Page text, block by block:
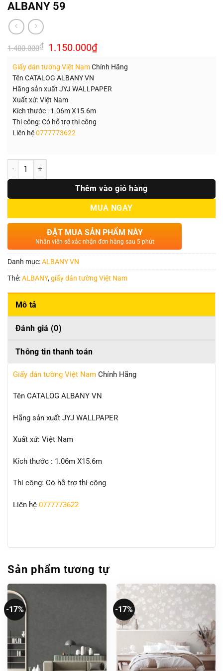
ALBANY 59
1.400.000₫ Giá
gốc
1.400.000₫.
1.150.000₫Giá
hiện
là:
Giấy dán tường Việt NamChính Hãng
Tên CATALOG ALBANY VN
Hãng sản xuất JYJ WALLPAPER
Xuất xứ: Việt Nam
Kích thước : 1.06m X15.6m
Thi công: Có hỗ trợ thi công
Liên hệ0777773622
Số lượng
Thêm vào giỏ hàng
MUA NGAY
ĐẶT MUA SẢN PHẨM NÀY
Nhân viên sẽ xác nhận đơn hàng sau 5 phút
Danh mục:ALBANY VN
Thẻ:ALBANY,giấy dán tường Việt Nam
Mô tả
Đánh giá (0)
Thông tin thanh toán
Giấy dán tường Việt Nam Chính Hãng
Tên CATALOG ALBANY VN
Hãng sản xuất JYJ WALLPAPER
Xuất xứ: Việt Nam
Kích thước : 1.06m X15.6m
Thi công: Có hỗ trợ thi công
Liên hệ 0777773622
Sản phẩm tương tự
-17% -17%